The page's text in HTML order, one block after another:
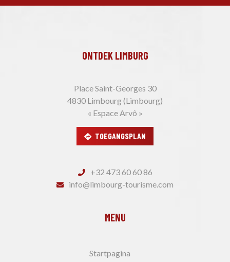
ONTDEK LIMBURG
Place Saint-Georges 30
4830 Limbourg (Limbourg)
« Espace Arvô »
TOEGANGSPLAN
+32 473 60 60 86
info@limbourg-tourisme.com
MENU
Startpagina